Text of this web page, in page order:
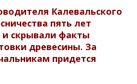
Калевальского
пять лет
и скрывали факты
древесины. За
придется